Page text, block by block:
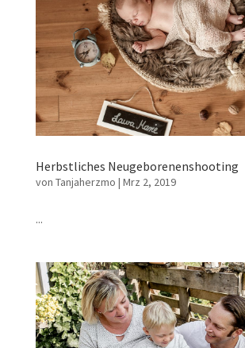
Herbstliches Neugeborenenshooting
von Tanjaherzmo | Mrz 2, 2019
...